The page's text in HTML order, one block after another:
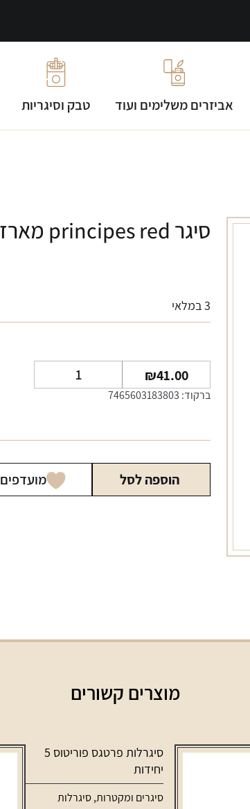
אביזרים משלימים ועוד טבק וסיגריות
סיגר principes red מארז 5 יחידות
3 במלאי
₪41.00
של
מארז
5
ברקוד: 7465603183803
הוספה לסל מועדפים
מוצרים קשורים
סיגרלות פרטגס פוריטוס 5
יחידות
סיגרים ומקטרות,סיגרלות